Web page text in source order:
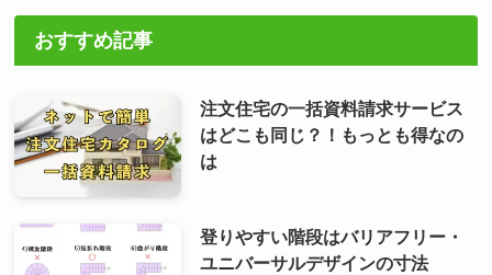
おすすめ記事
注文住宅の一括資料請求サービス
はどこも同じ？！もっとも得なの
は
登りやすい階段はバリアフリー・
ユニバーサルデザインの寸法